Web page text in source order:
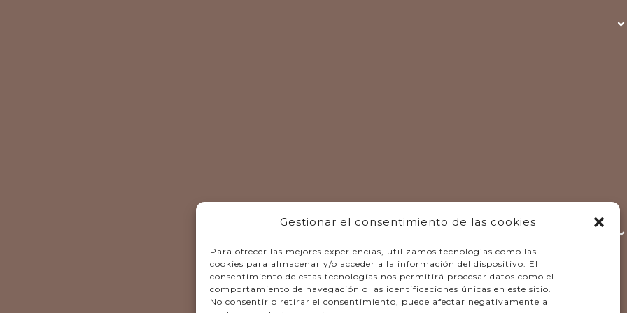
Gestionar el consentimiento de las cookies
Para ofrecer las mejores experiencias, utilizamos tecnologías como las
cookies para almacenar y/o acceder a la información del dispositivo. El
consentimiento de estas tecnologías nos permitirá procesar datos como el
comportamiento de navegación o las identificaciones únicas en este sitio.
No consentir o retirar el consentimiento, puede afectar negativamente a